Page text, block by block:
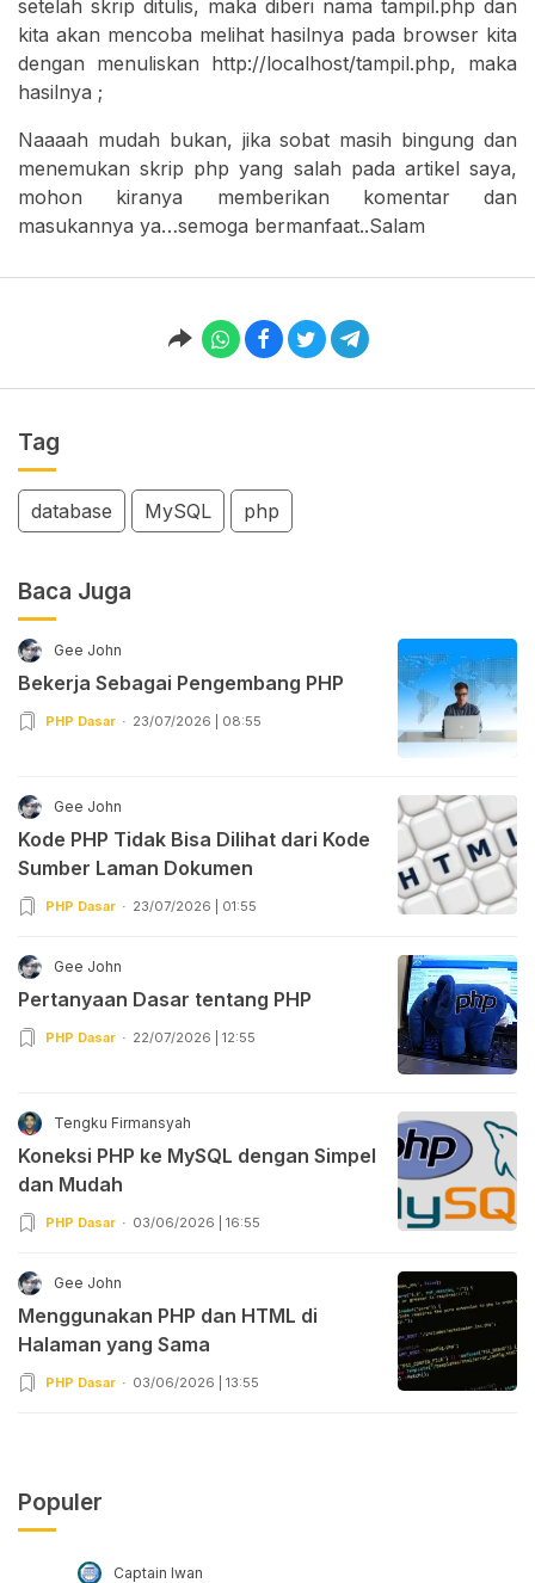
setelah skrip ditulis, maka diberi nama tampil.php dan
kita akan mencoba melihat hasilnya pada browser kita
dengan menuliskan http://localhost/tampil.php, maka
hasilnya ;
Naaaah mudah bukan, jika sobat masih bingung dan
menemukan skrip php yang salah pada artikel saya,
mohon kiranya memberikan komentar dan
masukannya ya…semoga bermanfaat..Salam
Tag
database MySQL php
Baca Juga
Gee John
Bekerja Sebagai Pengembang PHP
PHP Dasar 23/07/2026 | 08:55
Gee John
Kode PHP Tidak Bisa Dilihat dari Kode
Sumber Laman Dokumen
PHP Dasar 23/07/2026 | 01:55
Gee John
Pertanyaan Dasar tentang PHP
PHP Dasar 22/07/2026 | 12:55
Tengku Firmansyah
Koneksi PHP ke MySQL dengan Simpel
dan Mudah
PHP Dasar 03/06/2026 | 16:55
Gee John
Menggunakan PHP dan HTML di
Halaman yang Sama
PHP Dasar 03/06/2026 | 13:55
Populer
Captain Iwan